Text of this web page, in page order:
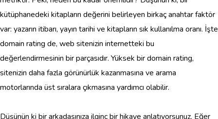
kütüphanedeki kitapların değerini belirleyen birkaç anahtar faktör
var: yazarın itibarı, yayın tarihi ve kitapların sık kullanılma oranı. İşte
domain rating de, web sitenizin internetteki bu
değerlendirmesinin bir parçasıdır. Yüksek bir domain rating,
sitenizin daha fazla görünürlük kazanmasına ve arama
motorlarında üst sıralara çıkmasına yardımcı olabilir.
Düşünün ki bir arkadaşınıza ilginç bir hikaye anlatıyorsunuz. Eğer